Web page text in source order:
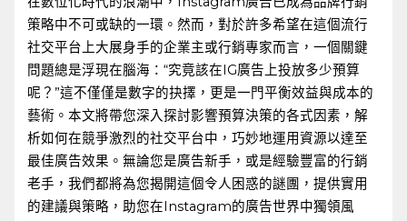
策略中不可或缺的一環。然而，對於許多希望在這個流行
社交平台上大展身手的企業主或行銷專家而言，一個關鍵
問題總是浮現在腦海：“究竟該在IG廣告上投放多少預算
呢？”這不僅僅是數字的抉擇，更是一門平衡效益與成本的
藝術。本文將帶您深入探討影響預算決策的各式因素，解
析如何在競爭激烈的社交平台中，巧妙地運用資源以達至
最佳廣告效果。無論您是廣告新手，或是經驗豐富的行銷
老手，我們都將為您揭開這個令人困惑的謎團，提供實用
的建議與策略，助您在Instagram的廣告世界中獨領風